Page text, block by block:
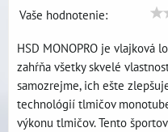
Vaše hodnotenie:
HSD MONOPRO je vlajková
zahŕňa všetky skvelé
samozrejme, ich ešte
technológií tlmičov
výkonu tlmičov. Tento